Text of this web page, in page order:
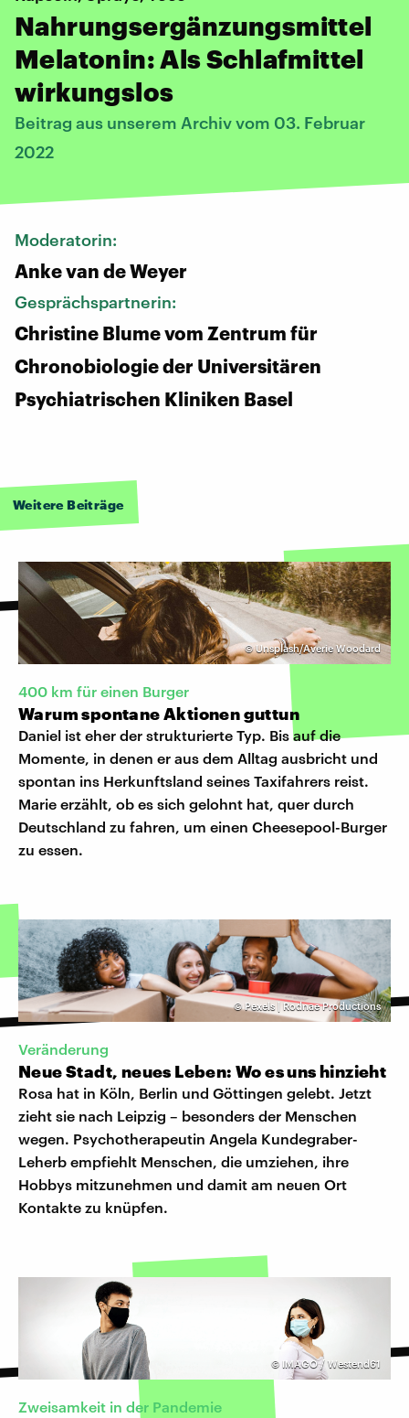
Nahrungsergänzungsmittel
Melatonin: Als Schlafmittel
wirkungslos
Beitrag aus unserem Archiv vom 03. Februar
2022
Moderatorin:
Anke van de Weyer
Gesprächspartnerin:
Christine Blume vom Zentrum für
Chronobiologie der Universitären
Psychiatrischen Kliniken Basel
Weitere Beiträge
©Unsplash/Averie Woodard
400 km für einen Burger
Warum spontane Aktionen guttun
Daniel ist eher der strukturierte Typ. Bis auf die
Momente, in denen er aus dem Alltag ausbricht und
spontan ins Herkunftsland seines Taxifahrers reist.
Marie erzählt, ob es sich gelohnt hat, quer durch
Deutschland zu fahren, um einen Cheesepool-Burger
zu essen.
© Pexels | Rodnae Productions
Veränderung
Neue Stadt, neues Leben: Wo es uns hinzieht
Rosa hat in Köln, Berlin und Göttingen gelebt. Jetzt
zieht sie nach Leipzig – besonders der Menschen
wegen. Psychotherapeutin Angela Kundegraber-
Leherb empfiehlt Menschen, die umziehen, ihre
Hobbys mitzunehmen und damit am neuen Ort
Kontakte zu knüpfen.
© IMAGO / Westend61
Zweisamkeit in der Pandemie